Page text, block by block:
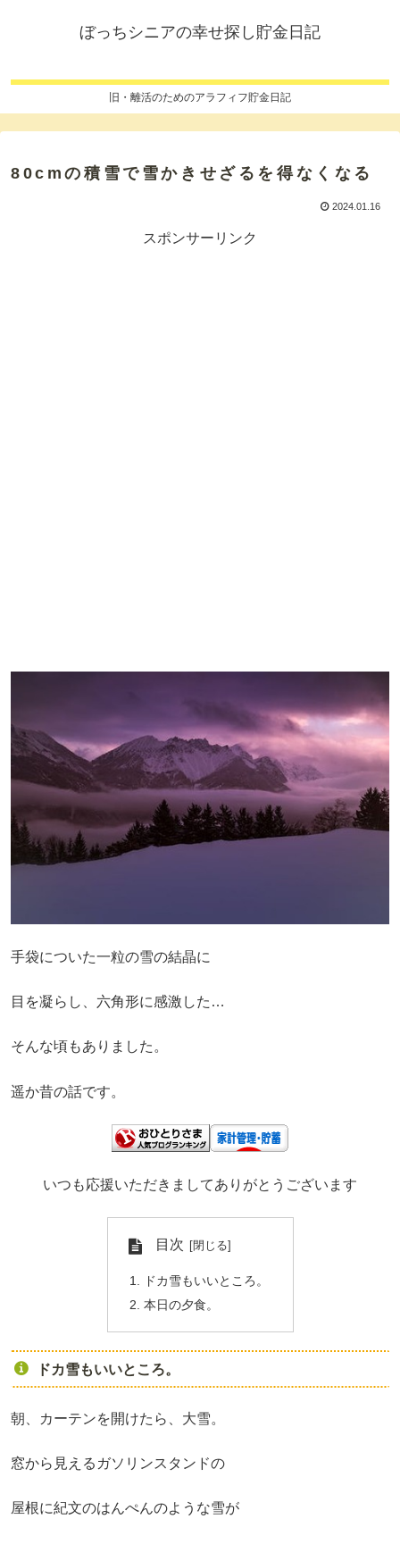
ぼっちシニアの幸せ探し貯金日記
旧・離活のためのアラフィフ貯金日記
80cmの積雪で雪かきせざるを得なくなる
2024.01.16
スポンサーリンク
手袋についた一粒の雪の結晶に
目を凝らし、六角形に感激した…
そんな頃もありました。
遥か昔の話です。
いつも応援いただきましてありがとうございます
目次
ドカ雪もいいところ。
本日の夕食。
ドカ雪もいいところ。
朝、カーテンを開けたら、大雪。
窓から見えるガソリンスタンドの
屋根に紀文のはんぺんのような雪が